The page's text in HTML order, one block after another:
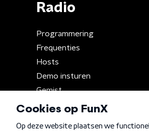
Radio
Programmering
Frequenties
Hosts
Demo insturen
Gemist